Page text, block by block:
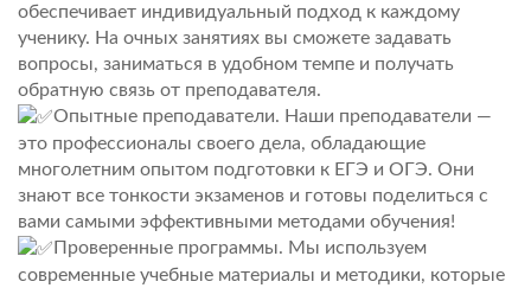
обеспечивает индивидуальный подход к каждому
ученику. На очных занятиях вы сможете задавать
вопросы, заниматься в удобном темпе и получать
обратную связь от преподавателя.
Опытные преподаватели. Наши преподаватели —
это профессионалы своего дела, обладающие
многолетним опытом подготовки к ЕГЭ и ОГЭ. Они
знают все тонкости экзаменов и готовы поделиться с
вами самыми эффективными методами обучения!
Проверенные программы. Мы используем
современные учебные материалы и методики, которые